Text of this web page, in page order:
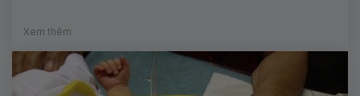
Xem thêm